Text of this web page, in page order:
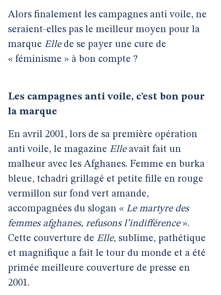
Alors finalement les campagnes anti voile, ne
seraient-elles pas le meilleur moyen pour la
marque Ellede se payer une cure de
« féminisme » à bon compte ?
Les campagnes anti voile, c’est bon pour
la marque
En avril 2001, lors de sa première opération
anti voile, le magazine Elleavait fait un
malheur avec les Afghanes. Femme en burka
bleue, tchadri grillagé et petite fille en rouge
vermillon sur fond vert amande,
accompagnées du slogan « Le martyre des
femmes afghanes, refusons l’indifférence».
Cette couverture de Elle, sublime, pathétique
et magnifique a fait le tour du monde et a été
primée meilleure couverture de presse en
2001.